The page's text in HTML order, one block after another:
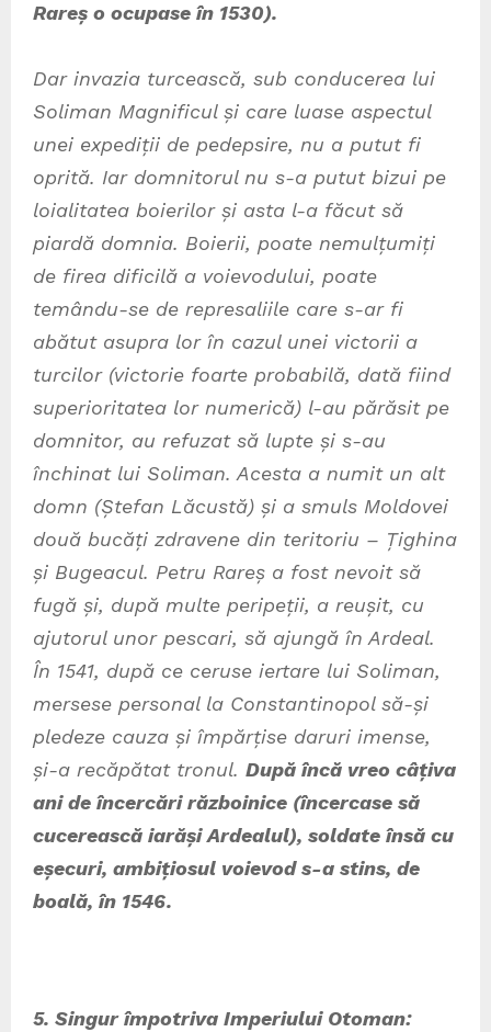
Rareș o ocupase în 1530).
Dar invazia turcească, sub conducerea lui
Soliman Magnificul și care luase aspectul
unei expediții de pedepsire, nu a putut fi
oprită. Iar domnitorul nu s-a putut bizui pe
loialitatea boierilor și asta l-a făcut să
piardă domnia. Boierii, poate nemulțumiți
de firea dificilă a voievodului, poate
temându-se de represaliile care s-ar fi
abătut asupra lor în cazul unei victorii a
turcilor (victorie foarte probabilă, dată fiind
superioritatea lor numerică) l-au părăsit pe
domnitor, au refuzat să lupte și s-au
închinat lui Soliman. Acesta a numit un alt
domn (Ștefan Lăcustă) și a smuls Moldovei
două bucăți zdravene din teritoriu – Țighina
și Bugeacul. Petru Rareș a fost nevoit să
fugă și, după multe peripeții, a reușit, cu
ajutorul unor pescari, să ajungă în Ardeal.
În 1541, după ce ceruse iertare lui Soliman,
mersese personal la Constantinopol să-și
pledeze cauza și împărțise daruri imense,
și-a recăpătat tronul. După încă vreo câțiva
ani de încercări războinice (încercase să
cucerească iarăși Ardealul), soldate însă cu
eșecuri, ambițiosul voievod s-a stins, de
boală, în 1546.
5. Singur împotriva Imperiului Otoman: